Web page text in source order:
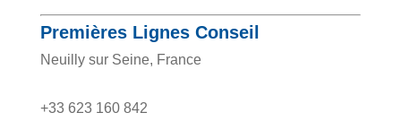
Premières Lignes Conseil
Neuilly sur Seine, France
+33 623 160 842